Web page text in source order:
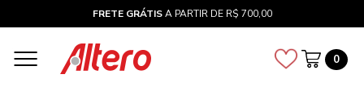
FRETE GRÁTISA PARTIR DE R$ 700,00
0